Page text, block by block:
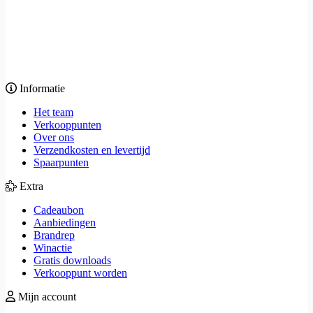
Informatie
Het team
Verkooppunten
Over ons
Verzendkosten en levertijd
Spaarpunten
Extra
Cadeaubon
Aanbiedingen
Brandrep
Winactie
Gratis downloads
Verkooppunt worden
Mijn account